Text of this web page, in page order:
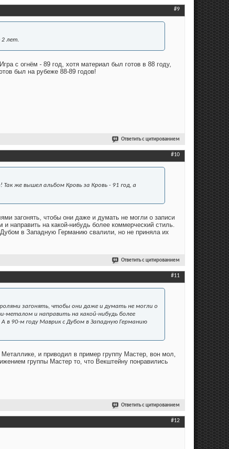
#9
2 лет.
с огнём - 89 год, хотя материал был готов в 88 году,
был на рубеже 88-89 годов!
Ответить с цитированием
#10
же вышел альбом Кровь за Кровь - 91 год, а
загонять, чтобы они даже и думать не могли о записи
направить на какой-нибудь более коммерческий стиль.
в Западную Германию свалили, но не приняла их
Ответить с цитированием
#11
загонять, чтобы они даже и думать не могли о
металом и направить на какой-нибудь более
в 90-м году Маврик с Дубом в Западную Германию
и приводил в пример группу Мастер, вон мол,
группы Мастер то, что Векштейну понравились
Ответить с цитированием
#12